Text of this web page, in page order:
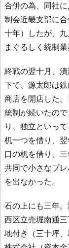
合併の為、同社
制会近畿支部に
十年）したが、
まぐるしく統制業
終戦の翌十月、
下で、源太郎は
商店を開店した
統制が続いたの
り、独立といっ
机一つを借り、
口の机を借り、
共同で小さなプ
を出なかった。
石の上にも三年
西区立売堀南通
地付き（三十坪